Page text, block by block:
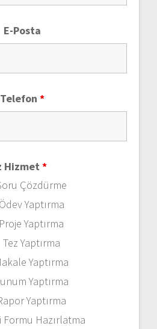
E-Posta
Telefon *
Hizmet *
Çözdürme
Ödev Yaptırma
Proje Yaptırma
Tez Yaptırma
Yaptırma
Yaptırma
Yaptırma
Formu Hazırlatma